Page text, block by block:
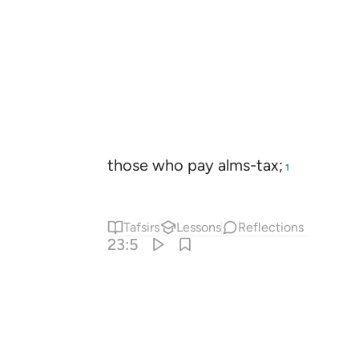
those who pay alms-tax; 1
Tafsirs Lessons Reflections
23:5